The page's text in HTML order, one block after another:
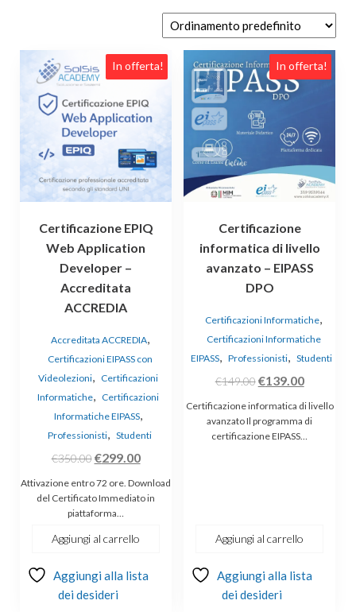
In offerta!
Certificazione EPIQ
Web Application
Developer –
Accreditata
ACCREDIA
Accreditata ACCREDIA,
Certificazioni EIPASS con
Videolezioni, Certificazioni
Informatiche, Certificazioni
Informatiche EIPASS,
Professionisti, Studenti
€350.00 Il
prezzo
originale
era:
€350.00.
€299.00Il
prezzo
attuale
Attivazione entro 72 ore. Download
del Certificato Immediato in
piattaforma…
Aggiungi al carrello
Aggiungi alla lista
dei desideri
In offerta!
Certificazione
informatica di livello
avanzato – EIPASS
DPO
Certificazioni Informatiche,
Certificazioni Informatiche
EIPASS, Professionisti, Studenti
€149.00Il
prezzo
originale
era:
€139.00Il
prezzo
attuale
è:
Certificazione informatica di livello
avanzato Il programma di
certificazione EIPASS…
Aggiungi al carrello
Aggiungi alla lista
dei desideri